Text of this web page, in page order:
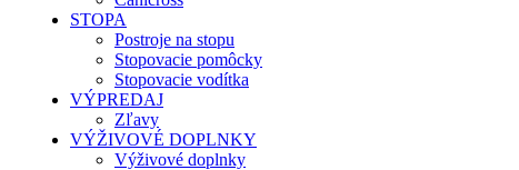
STOPA
Postroje na stopu
Stopovacie pomôcky
Stopovacie vodítka
VÝPREDAJ
Zľavy
VÝŽIVOVÉ DOPLNKY
Výživové doplnky